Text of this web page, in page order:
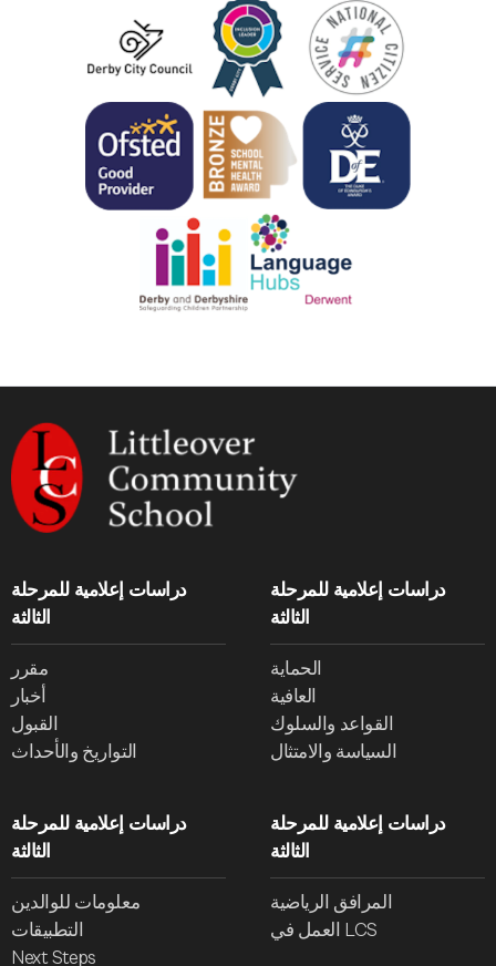
دراسات إعلامية للمرحلة
الثالثة
مقرر
أخبار
القبول
التواريخ والأحداث
دراسات إعلامية للمرحلة
الثالثة
الحماية
العافية
القواعد والسلوك
السياسة والامتثال
دراسات إعلامية للمرحلة
الثالثة
معلومات للوالدين
التطبيقات
Next Steps
دراسات إعلامية للمرحلة
الثالثة
المرافق الرياضية
العمل في LCS